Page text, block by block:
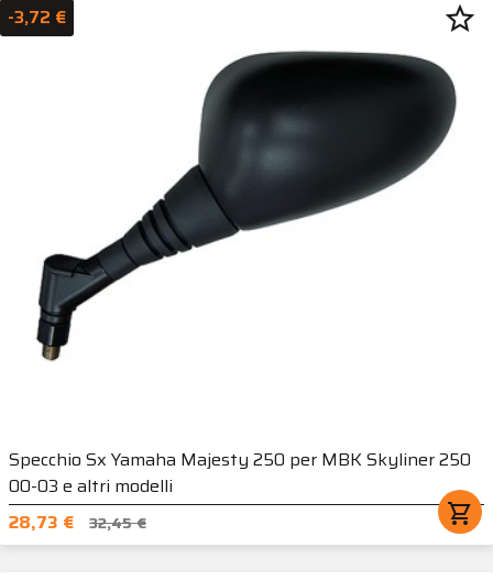
Specchio Sx Yamaha Majesty 250 per MBK Skyliner 250
00-03 e altri modelli
28,73 €
32,45 € shopping_cart
-3,72 € star_border